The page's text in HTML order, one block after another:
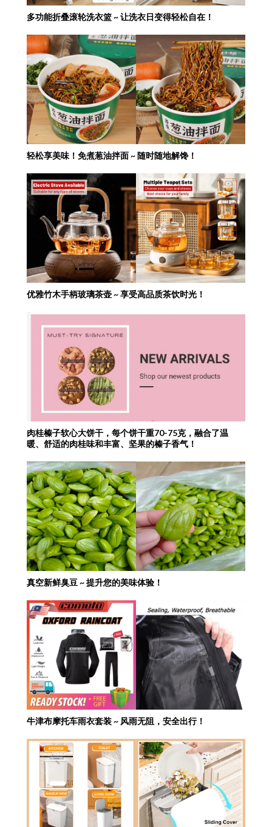
多功能折叠滚轮洗衣篮 ~ 让洗衣日变得轻松自在！
轻松享美味！免煮葱油拌面 ~ 随时随地解馋！
优雅竹木手柄玻璃茶壶 ~ 享受高品质茶饮时光！
肉桂榛子软心大饼干，每个饼干重70-75克，融合了温
暖、舒适的肉桂味和丰富、坚果的榛子香气！
真空新鲜臭豆 ~ 提升您的美味体验！
牛津布摩托车雨衣套装 ~ 风雨无阻，安全出行！